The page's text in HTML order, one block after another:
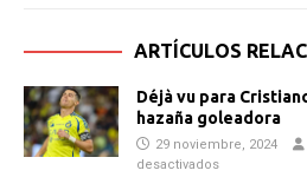
ARTÍCULOS
Déjà vu para
hazaña goleadora
29 noviembre, 2024
desactivados